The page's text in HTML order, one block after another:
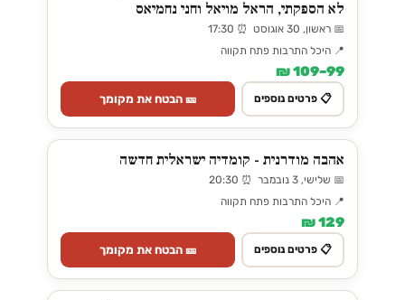
לא הספקתי, הראל מויאל וחני נחמיאס
📅 ראשון, 30 אוגוסט ⏰ 17:30
📍 היכל התרבות פתח תקווה
99–109 ₪
📋 פרטים נוספים 🎫 הבטח את מקומך
אהבה מודרנית - קומדיה ישראלית חדשה
📅 שלישי, 3 נובמבר ⏰ 20:30
📍 היכל התרבות פתח תקווה
129 ₪
📋 פרטים נוספים 🎫 הבטח את מקומך